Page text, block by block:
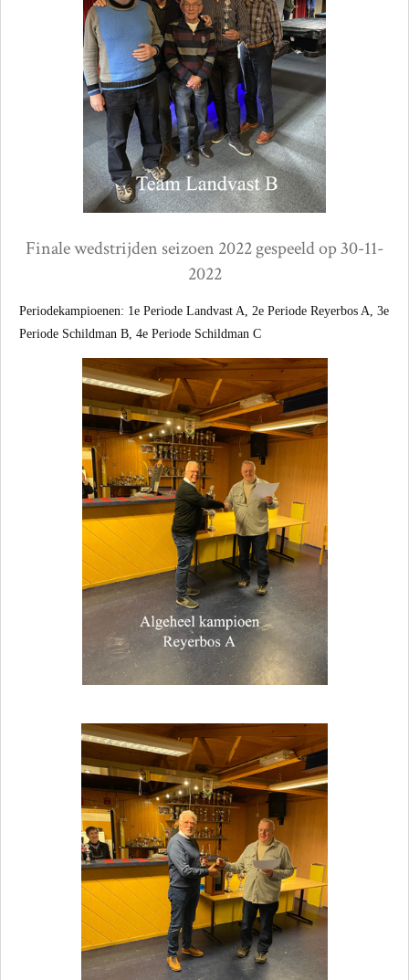
Finale wedstrijden seizoen 2022 gespeeld op 30-11-
2022
Periodekampioenen: 1e Periode Landvast A, 2e Periode Reyerbos A, 3e
Periode Schildman B, 4e Periode Schildman C